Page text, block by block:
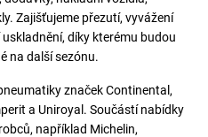
Zajišťujeme přezutí, vyvážení
díky kterému budou
na další sezónu.
značek Continental,
a Uniroyal. Součástí nabídky
například Michelin,